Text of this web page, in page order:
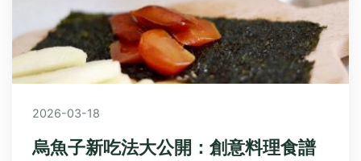
2026-03-18
烏魚子新吃法大公開：創意料理食譜